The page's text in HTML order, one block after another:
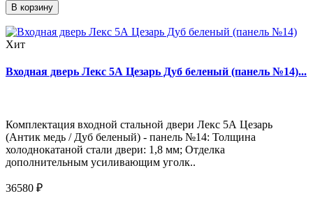
В корзину
Хит
Входная дверь Лекс 5А Цезарь Дуб беленый (панель №14)...
Комплектация входной стальной двери Лекс 5А Цезарь
(Антик медь / Дуб беленый) - панель №14: Толщина
холоднокатаной стали двери: 1,8 мм; Отделка
дополнительным усиливающим уголк..
36580 ₽